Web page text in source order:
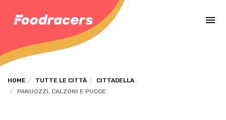
HOME TUTTE LE CITTÀ
CITTADELLA
PANUOZZI, CALZONI E PUCCE